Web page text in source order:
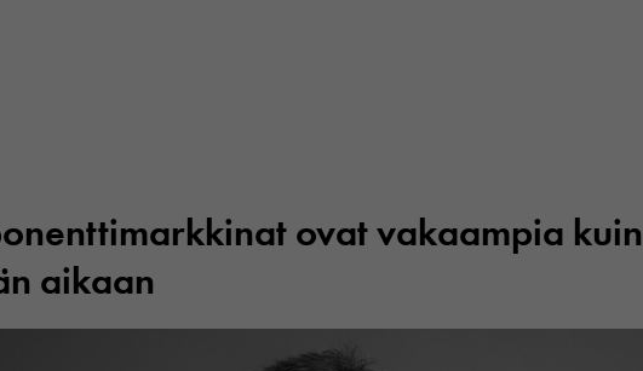
ovat vakaampia kuin
aikaan